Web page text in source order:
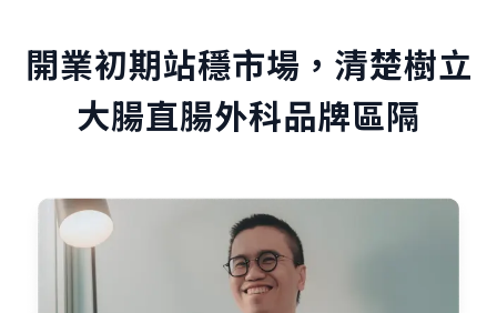
開業初期站穩市場，清楚樹立
大腸直腸外科品牌區隔